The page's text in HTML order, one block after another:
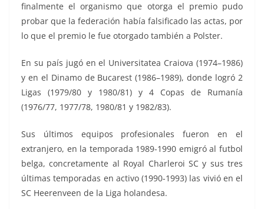
finalmente el organismo que otorga el premio pudo
probar que la federación había falsificado las actas, por
lo que el premio le fue otorgado también a Polster.
En su país jugó en el Universitatea Craiova (1974–1986)
y en el Dinamo de Bucarest (1986–1989), donde logró 2
Ligas (1979/80 y 1980/81) y 4 Copas de Rumanía
(1976/77, 1977/78, 1980/81 y 1982/83).
Sus últimos equipos profesionales fueron en el
extranjero, en la temporada 1989-1990 emigró al futbol
belga, concretamente al Royal Charleroi SC y sus tres
últimas temporadas en activo (1990-1993) las vivió en el
SC Heerenveen de la Liga holandesa.